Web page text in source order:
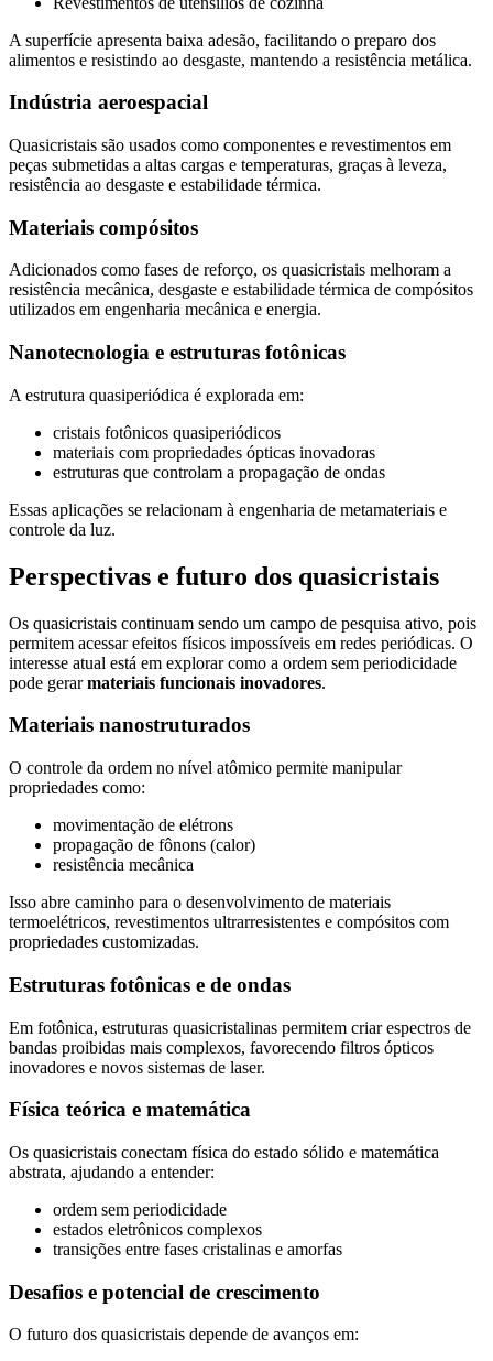
A superfície apresenta baixa adesão, facilitando o preparo dos
alimentos e resistindo ao desgaste, mantendo a resistência metálica.
Indústria aeroespacial
Quasicristais são usados como componentes e revestimentos em
peças submetidas a altas cargas e temperaturas, graças à leveza,
resistência ao desgaste e estabilidade térmica.
Materiais compósitos
Adicionados como fases de reforço, os quasicristais melhoram a
resistência mecânica, desgaste e estabilidade térmica de compósitos
utilizados em engenharia mecânica e energia.
Nanotecnologia e estruturas fotônicas
A estrutura quasiperiódica é explorada em:
cristais fotônicos quasiperiódicos
materiais com propriedades ópticas inovadoras
estruturas que controlam a propagação de ondas
Essas aplicações se relacionam à engenharia de metamateriais e
controle da luz.
Perspectivas e futuro dos quasicristais
Os quasicristais continuam sendo um campo de pesquisa ativo, pois
permitem acessar efeitos físicos impossíveis em redes periódicas. O
interesse atual está em explorar como a ordem sem periodicidade
pode gerarmateriais funcionais inovadores.
Materiais nanostruturados
O controle da ordem no nível atômico permite manipular
propriedades como:
movimentação de elétrons
propagação de fônons (calor)
resistência mecânica
Isso abre caminho para o desenvolvimento de materiais
termoelétricos, revestimentos ultrarresistentes e compósitos com
propriedades customizadas.
Estruturas fotônicas e de ondas
Em fotônica, estruturas quasicristalinas permitem criar espectros de
bandas proibidas mais complexos, favorecendo filtros ópticos
inovadores e novos sistemas de laser.
Física teórica e matemática
Os quasicristais conectam física do estado sólido e matemática
abstrata, ajudando a entender:
ordem sem periodicidade
estados eletrônicos complexos
transições entre fases cristalinas e amorfas
Desafios e potencial de crescimento
O futuro dos quasicristais depende de avanços em: